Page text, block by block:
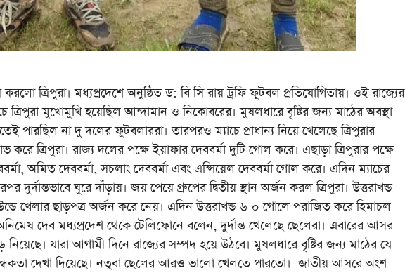
মধ্যপ্রদেশে অনুষ্ঠিত ড:‌ বি সি রায় ট্রফি ফুটবল প্রতিযোগিতায়। ওই রাজ্যের
ত্রিপুরা মুখোমুখি হয়েছিল আন্দামান ও নিকোবরের। মুষলধারে বৃষ্টির জন্য মাঠের অবস্থা
পারছিল না দু দলের ফুটবলাররা। তারপরও ম্যাচে প্রাধান্য নিয়ে খেলেছে ত্রিপুরার
ত্রিপুরা। রাজ্য দলের পক্ষে ইয়াফার দেববর্মা দুটি গোল করে। এছাড়া ত্রিপুরার পক্ষে
অমিত দেববর্মা, সচলাং দেববর্মা এবং এন্সিয়েল দেববর্মা গোল করে। এদিন ম্যাচের
ঘুরে দাঁড়ায়। জয় পেয়ে গ্রুপের দ্বিতীয় স্থান অর্জন করল ত্রিপুরা। উত্তরাখন্ড
খেলার ছাড়পত্র অর্জন করে নেয়। এদিন উত্তরাখন্ড ৬-০ গোলে পরাজিত করে হিমাচল
দেব মধ্যপ্রদেশ থেকে টেলিফোনে বলেন, দুর্দান্ত খেলেছে ছেলেরা। এবারের আসর
যারা আগামী দিনে রাজ্যের সম্পদ হয়ে উঠবে। মুষলধারে বৃষ্টির জন্য মাঠের যে
দেখা দিয়েছে। নতুবা ছেলের আরও ভালো খেলতে পারতো। জাতীয় আসরে অংশ